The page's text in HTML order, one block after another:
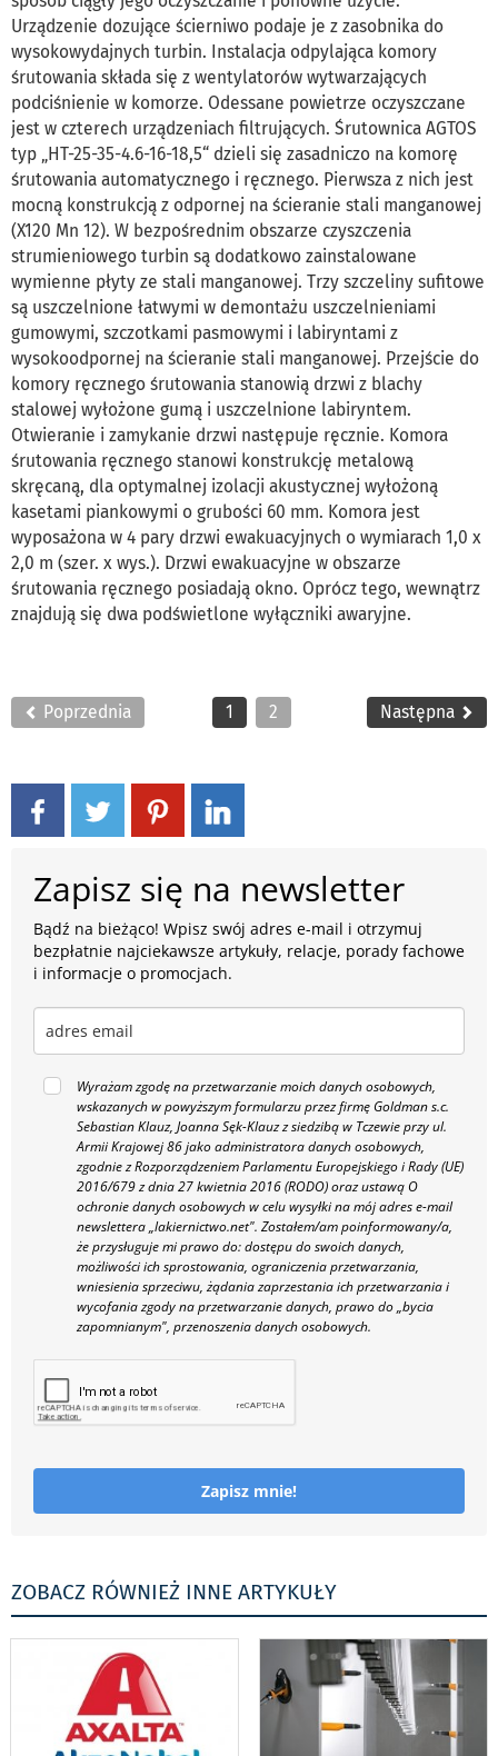
Urządzenie dozujące ścierniwo podaje je z zasobnika do
wysokowydajnych turbin. Instalacja odpylająca komory
śrutowania składa się z wentylatorów wytwarzających
podciśnienie w komorze. Odessane powietrze oczyszczane
jest w czterech urządzeniach filtrujących. Śrutownica AGTOS
typ „HT-25-35-4.6-16-18,5“ dzieli się zasadniczo na komorę
śrutowania automatycznego i ręcznego. Pierwsza z nich jest
mocną konstrukcją z odpornej na ścieranie stali manganowej
(X120 Mn 12). W bezpośrednim obszarze czyszczenia
strumieniowego turbin są dodatkowo zainstalowane
wymienne płyty ze stali manganowej. Trzy szczeliny sufitowe
są uszczelnione łatwymi w demontażu uszczelnieniami
gumowymi, szczotkami pasmowymi i labiryntami z
wysokoodpornej na ścieranie stali manganowej. Przejście do
komory ręcznego śrutowania stanowią drzwi z blachy
stalowej wyłożone gumą i uszczelnione labiryntem.
Otwieranie i zamykanie drzwi następuje ręcznie. Komora
śrutowania ręcznego stanowi konstrukcję metalową
skręcaną, dla optymalnej izolacji akustycznej wyłożoną
kasetami piankowymi o grubości 60 mm. Komora jest
wyposażona w 4 pary drzwi ewakuacyjnych o wymiarach 1,0 x
2,0 m (szer. x wys.). Drzwi ewakuacyjne w obszarze
śrutowania ręcznego posiadają okno. Oprócz tego, wewnątrz
znajdują się dwa podświetlone wyłączniki awaryjne.
Poprzednia 1 2 Następna
Zapisz się na newsletter
Bądź na bieżąco! Wpisz swój adres e-mail i otrzymuj
bezpłatnie najciekawsze artykuły, relacje, porady fachowe
i informacje o promocjach.
Wyrażam zgodę na przetwarzanie moich danych osobowych,
wskazanych w powyższym formularzu przez firmę Goldman s.c.
Sebastian Klauz, Joanna Sęk-Klauz z siedzibą w Tczewie przy ul.
Armii Krajowej 86 jako administratora danych osobowych,
zgodnie z Rozporządzeniem Parlamentu Europejskiego i Rady (UE)
2016/679 z dnia 27 kwietnia 2016 (RODO) oraz ustawą O
ochronie danych osobowych w celu wysyłki na mój adres e-mail
newslettera „lakiernictwo.net". Zostałem/am poinformowany/a,
że przysługuje mi prawo do: dostępu do swoich danych,
możliwości ich sprostowania, ograniczenia przetwarzania,
wniesienia sprzeciwu, żądania zaprzestania ich przetwarzania i
wycofania zgody na przetwarzanie danych, prawo do „bycia
zapomnianym", przenoszenia danych osobowych.
Zapisz mnie!
ZOBACZ RÓWNIEŻ INNE ARTYKUŁY